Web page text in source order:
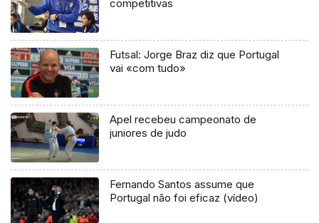
competitivas
Futsal: Jorge Braz diz que Portugal
vai «com tudo»
Apel recebeu campeonato de
juniores de judo
Fernando Santos assume que
Portugal não foi eficaz (vídeo)